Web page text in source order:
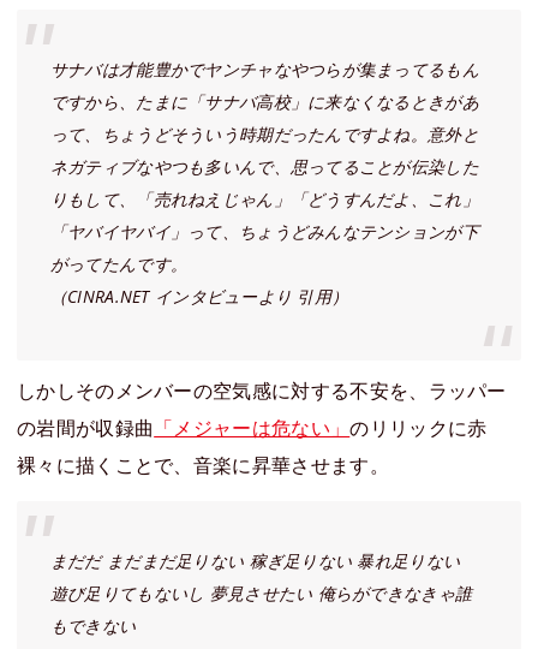
サナバは才能豊かでヤンチャなやつらが集まってるもん
ですから、たまに「サナバ高校」に来なくなるときがあ
って、ちょうどそういう時期だったんですよね。意外と
ネガティブなやつも多いんで、思ってることが伝染した
りもして、「売れねえじゃん」「どうすんだよ、これ」
「ヤバイヤバイ」って、ちょうどみんなテンションが下
がってたんです。
（CINRA.NET インタビューより 引用）
しかしそのメンバーの空気感に対する不安を、ラッパー
の岩間が収録曲 「メジャーは危ない」のリリックに赤
裸々に描くことで、音楽に昇華させます。
まだだ まだまだ足りない 稼ぎ足りない 暴れ足りない
遊び足りてもないし 夢見させたい 俺らができなきゃ誰
もできない